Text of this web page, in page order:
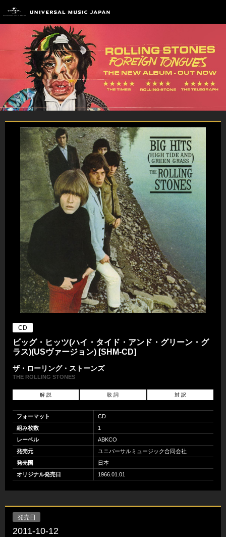
CD
ビッグ・ヒッツ(ハイ・タイド・アンド・グリーン・グ
ラス)(USヴァージョン) [SHM-CD]
ザ・ローリング・ストーンズ
THE ROLLING STONES
解 説 歌 詞 対 訳
フォーマット
CD
組み枚数
1
レーベル
ABKCO
発売元
ユニバーサルミュージック合同会社
発売国
日本
オリジナル発売日
1966.01.01
発売日
2011-10-12